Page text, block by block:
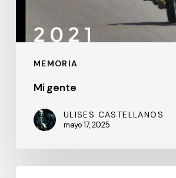
MEMORIA
Mi gente
ULISES CASTELLANOS
mayo 17, 2025